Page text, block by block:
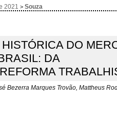
2021 >Souza
DO
DA
Bezerra Marques Trovão, Mattheus